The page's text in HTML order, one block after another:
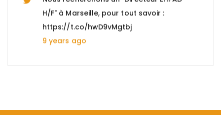
https://t.co/hwD9vMgtbj
9 years ago
Opportunité : Juriste propriété